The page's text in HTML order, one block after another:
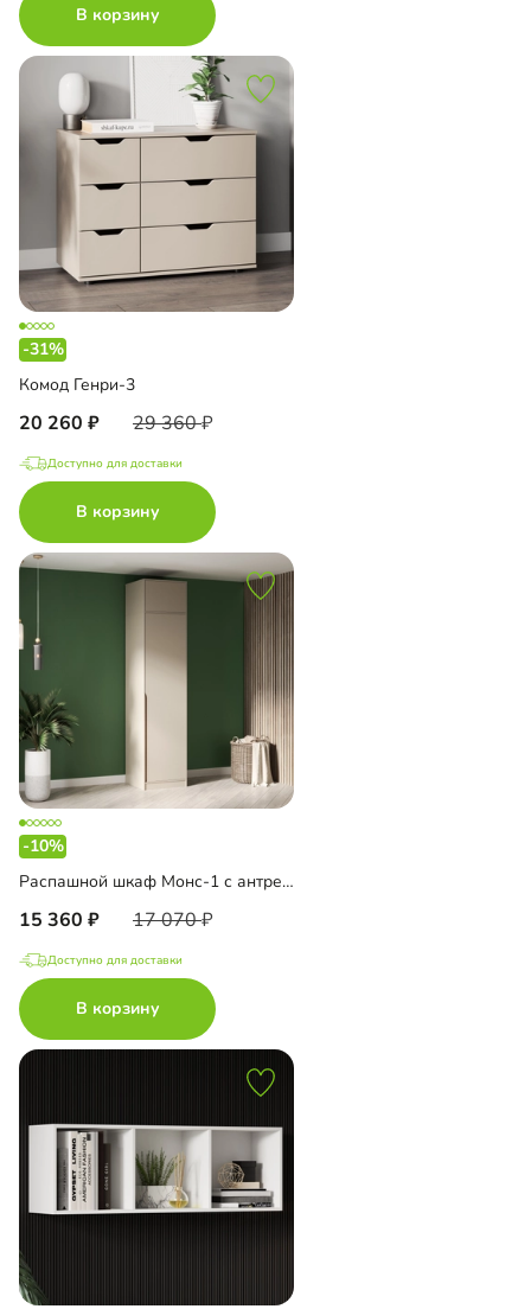
В корзину
-31%
Комод Генри-3
20 260 29 360
Доступно для доставки
В корзину
-10%
Распашной шкаф Монс-1 с антресолью
15 360 17 070
Доступно для доставки
В корзину